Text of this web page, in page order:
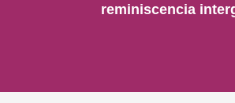
reminiscencia